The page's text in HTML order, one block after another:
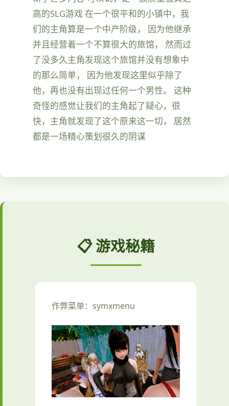
高的SLG游戏 在一个很平和的小镇中，我
们的主角算是一个中产阶级， 因为他继承
并且经营着一个不算很大的旅馆， 然而过
了没多久主角发现这个旅馆并没有想象中
的那么简单， 因为他发现这里似乎除了
他，再也没有出现过任何一个男性。 这种
奇怪的感觉让我们的主角起了疑心，很
快，主角就发现了这个原来这一切， 居然
都是一场精心策划很久的阴谋
📋 游戏秘籍
作弊菜单：symxmenu